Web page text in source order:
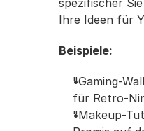
spezifischer
Ihre Ideen für
Beispiele:
"Gaming-
für Retro-
"Makeup-